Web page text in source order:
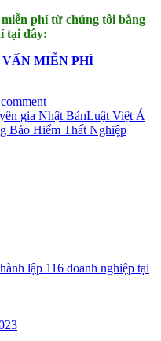
phí từ chúng tôi bằng
tại đây:
MIỄN PHÍ
gia Nhật BảnLuật Việt Á
Bảo Hiểm Thất Nghiệp
lập 116 doanh nghiệp tại